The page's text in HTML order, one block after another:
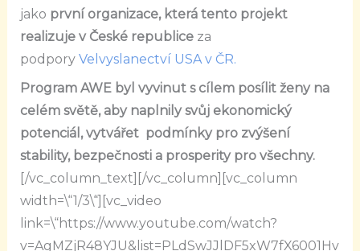
jako první organizace, která tento projekt
realizuje v České republiceza
podpory Velvyslanectví USA v ČR.
Program AWE byl vyvinut s cílem posílit ženy na
celém světě, aby naplnily svůj ekonomický
potenciál, vytvářet podmínky pro zvýšení
stability, bezpečnosti a prosperity pro všechny.
[/vc_column_text][/vc_column][vc_column
width=\“1/3\“][vc_video
link=\“https://www.youtube.com/watch?
v=AgMZjR48YJU&list=PLdSwJJlDF5xW7fX6001Hv